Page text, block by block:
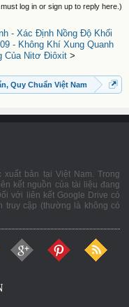
log in or sign up to reply here.)
- Xác Định Nồng Độ Khối
- Không Khí Xung Quanh
Của Nitơ Điôxit>
Quy Chuẩn Việt Nam
bản tại Việt Nam. Trong
kết nguồn của tài liệu đang
với liên kết Google Drive có
truy cập (thường là không có